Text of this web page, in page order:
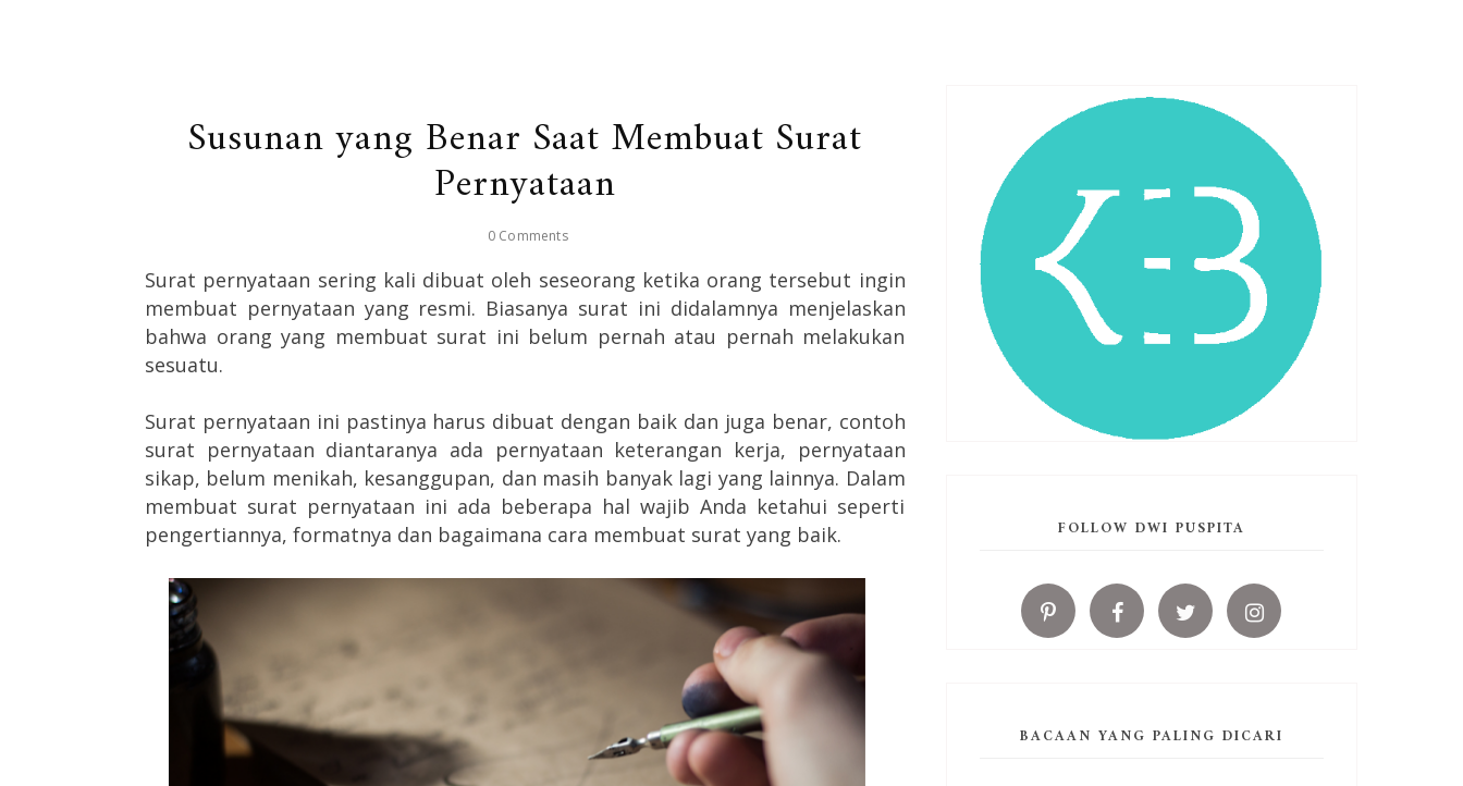
Susunan yang Benar Saat Membuat Surat
Pernyataan
0 Comments
Surat pernyataan sering kali dibuat oleh seseorang ketika orang tersebut ingin
membuat pernyataan yang resmi. Biasanya surat ini didalamnya menjelaskan
bahwa orang yang membuat surat ini belum pernah atau pernah melakukan
sesuatu.
Surat pernyataan ini pastinya harus dibuat dengan baik dan juga benar, contoh
surat pernyataan diantaranya ada pernyataan keterangan kerja, pernyataan
sikap, belum menikah, kesanggupan, dan masih banyak lagi yang lainnya. Dalam
membuat surat pernyataan ini ada beberapa hal wajib Anda ketahui seperti
pengertiannya, formatnya dan bagaimana cara membuat surat yang baik.
FOLLOW DWI PUSPITA
BACAAN YANG PALING DICARI